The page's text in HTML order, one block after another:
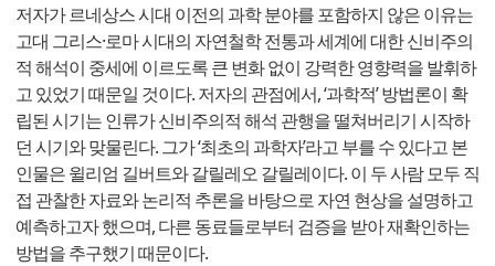
저자가 르네상스 시대 이전의 과학 분야를 포함하지 않은 이유는
고대 그리스·로마 시대의 자연철학 전통과 세계에 대한 신비주의
적 해석이 중세에 이르도록 큰 변화 없이 강력한 영향력을 발휘하
고 있었기 때문일 것이다. 저자의 관점에서, ‘과학적’ 방법론이 확
립된 시기는 인류가 신비주의적 해석 관행을 떨쳐버리기 시작하
던 시기와 맞물린다. 그가 ‘최초의 과학자’라고 부를 수 있다고 본
인물은 윌리엄 길버트와 갈릴레오 갈릴레이다. 이 두 사람 모두 직
접 관찰한 자료와 논리적 추론을 바탕으로 자연 현상을 설명하고
예측하고자 했으며, 다른 동료들로부터 검증을 받아 재확인하는
방법을 추구했기 때문이다.